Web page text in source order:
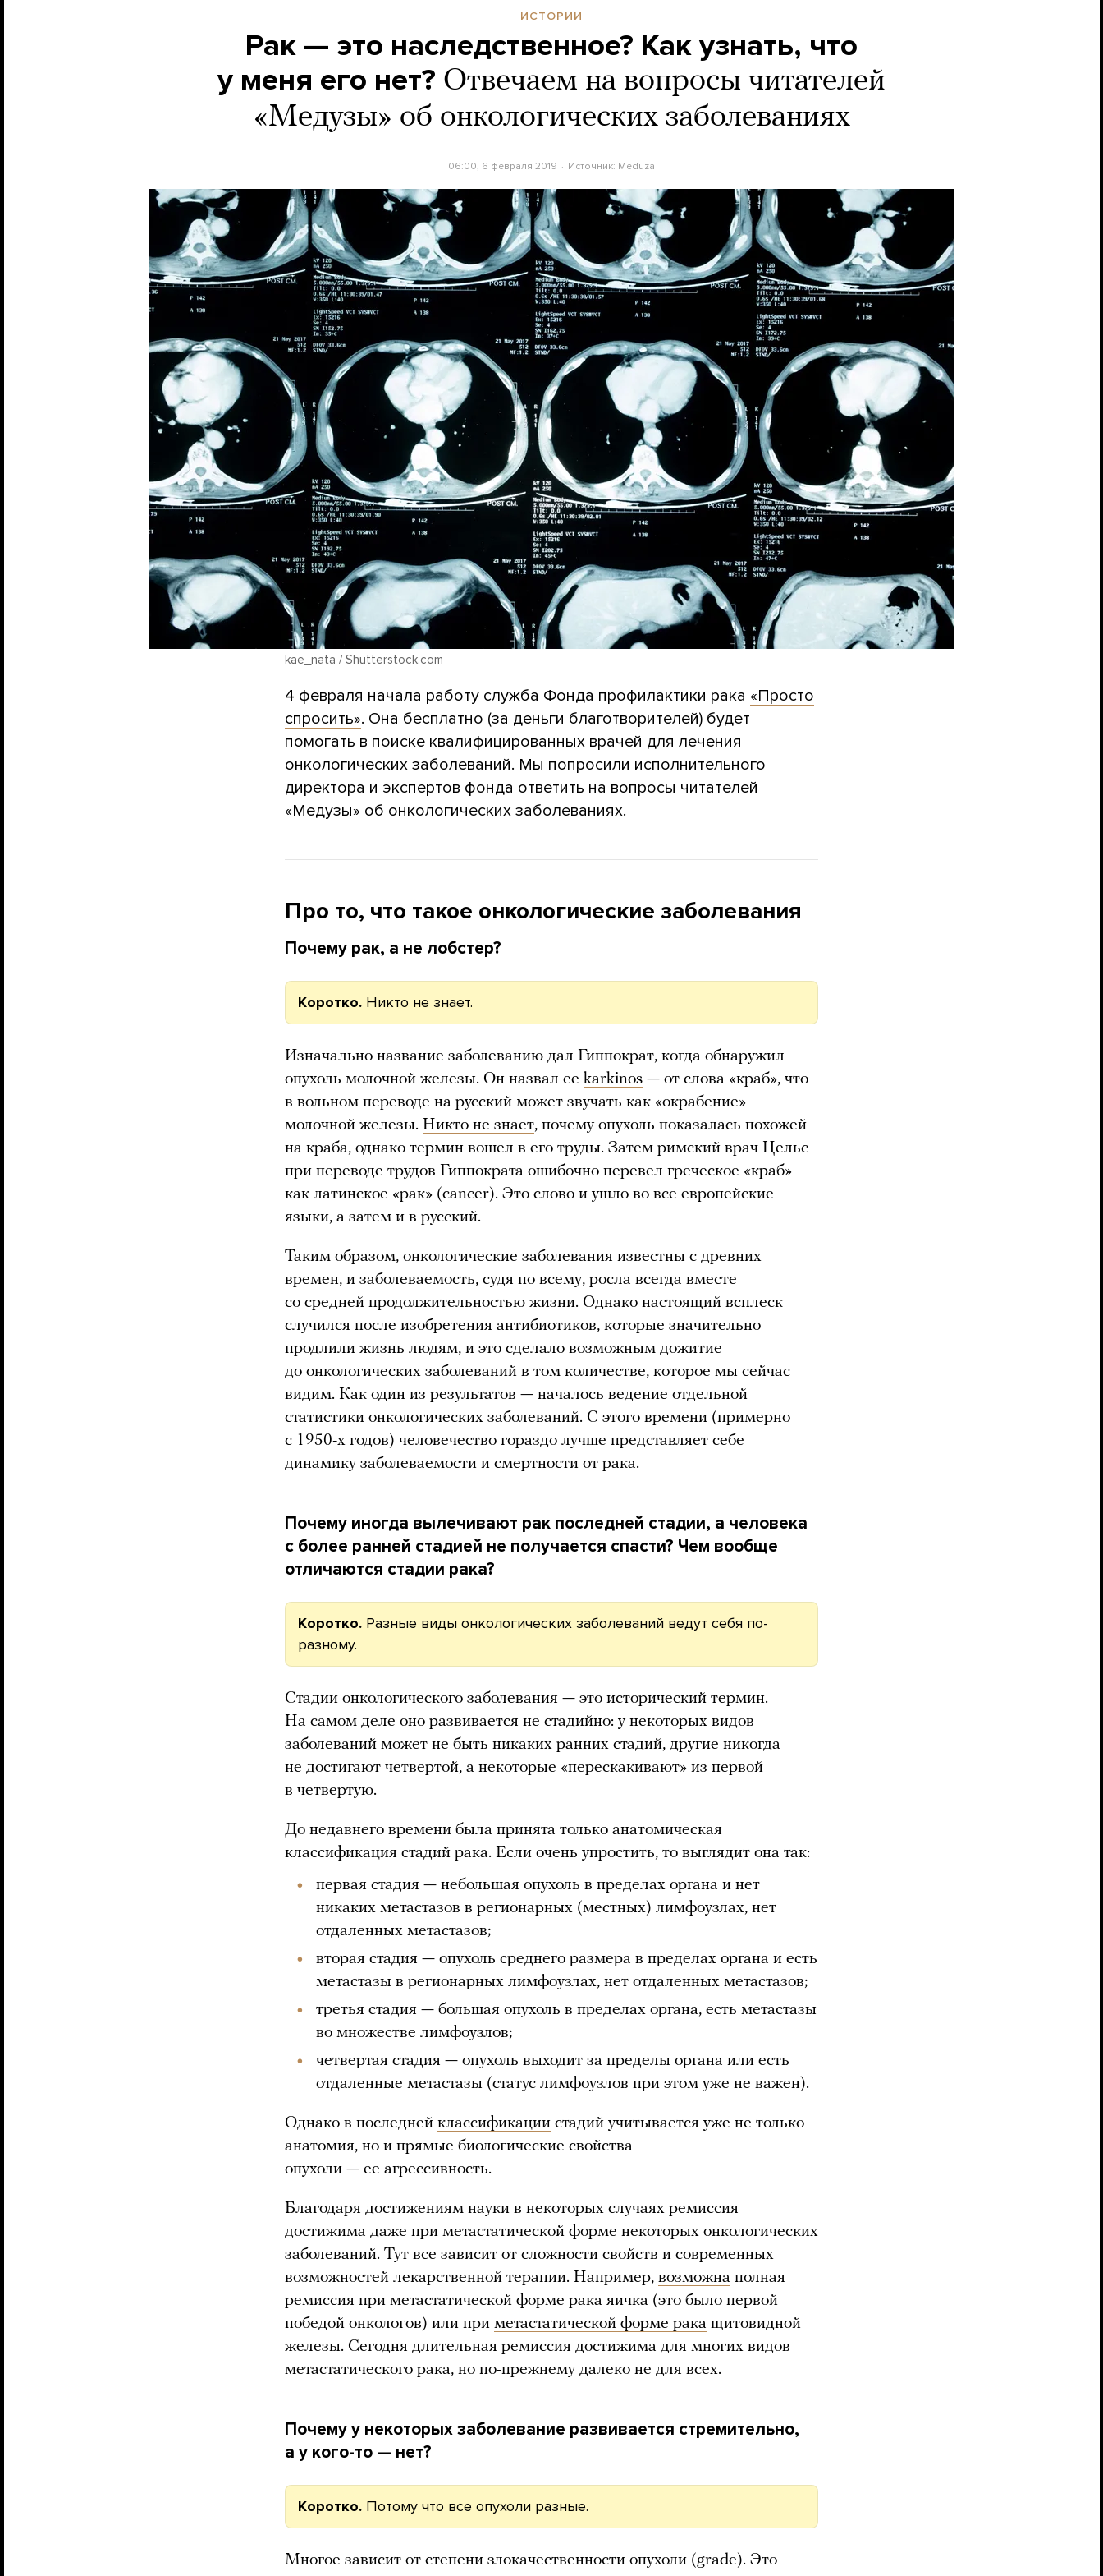
ИСТОРИИ
Рак — это наследственное? Как узнать, что
у меня его нет? Отвечаем на вопросы читателей
«Медузы» об онкологических заболеваниях
06:00, 6 февраля 2019 Источник: Meduza
kae_nata / Shutterstock.com
4 февраля начала работу служба Фонда профилактики рака «Просто
спросить». Она бесплатно (за деньги благотворителей) будет
помогать в поиске квалифицированных врачей для лечения
онкологических заболеваний. Мы попросили исполнительного
директора и экспертов фонда ответить на вопросы читателей
«Медузы» об онкологических заболеваниях.
Про то, что такое онкологические заболевания
Почему рак, а не лобстер?
Коротко. Никто не знает.
Изначально название заболеванию дал Гиппократ, когда обнаружил
опухоль молочной железы. Он назвал ее karkinos — от слова «краб», что
в вольном переводе на русский может звучать как «окрабение»
молочной железы. Никто не знает, почему опухоль показалась похожей
на краба, однако термин вошел в его труды. Затем римский врач Цельс
при переводе трудов Гиппократа ошибочно перевел греческое «краб»
как латинское «рак» (cancer). Это слово и ушло во все европейские
языки, а затем и в русский.
Таким образом, онкологические заболевания известны с древних
времен, и заболеваемость, судя по всему, росла всегда вместе
со средней продолжительностью жизни. Однако настоящий всплеск
случился после изобретения антибиотиков, которые значительно
продлили жизнь людям, и это сделало возможным дожитие
до онкологических заболеваний в том количестве, которое мы сейчас
видим. Как один из результатов — началось ведение отдельной
статистики онкологических заболеваний. С этого времени (примерно
с 1950-х годов) человечество гораздо лучше представляет себе
динамику заболеваемости и смертности от рака.
Почему иногда вылечивают рак последней стадии, а человека
с более ранней стадией не получается спасти? Чем вообще
отличаются стадии рака?
Коротко. Разные виды онкологических заболеваний ведут себя по-
разному.
Стадии онкологического заболевания — это исторический термин.
На самом деле оно развивается не стадийно: у некоторых видов
заболеваний может не быть никаких ранних стадий, другие никогда
не достигают четвертой, а некоторые «перескакивают» из первой
в четвертую.
До недавнего времени была принята только анатомическая
классификация стадий рака. Если очень упростить, то выглядит она так:
первая стадия — небольшая опухоль в пределах органа и нет
никаких метастазов в регионарных (местных) лимфоузлах, нет
отдаленных метастазов;
вторая стадия — опухоль среднего размера в пределах органа и есть
метастазы в регионарных лимфоузлах, нет отдаленных метастазов;
третья стадия — большая опухоль в пределах органа, есть метастазы
во множестве лимфоузлов;
четвертая стадия — опухоль выходит за пределы органа или есть
отдаленные метастазы (статус лимфоузлов при этом уже не важен).
Однако в последней классификации стадий учитывается уже не только
анатомия, но и прямые биологические свойства
опухоли — ее агрессивность.
Благодаря достижениям науки в некоторых случаях ремиссия
достижима даже при метастатической форме некоторых онкологических
заболеваний. Тут все зависит от сложности свойств и современных
возможностей лекарственной терапии. Например, возможна полная
ремиссия при метастатической форме рака яичка (это было первой
победой онкологов) или при метастатической форме рака щитовидной
железы. Сегодня длительная ремиссия достижима для многих видов
метастатического рака, но по-прежнему далеко не для всех.
Почему у некоторых заболевание развивается стремительно,
а у кого-то — нет?
Коротко. Потому что все опухоли разные.
Многое зависит от степени злокачественности опухоли (grade). Это